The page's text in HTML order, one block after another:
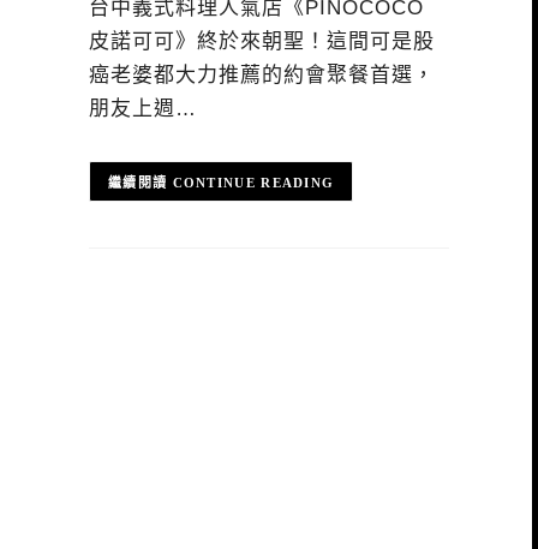
台中義式料理人氣店《PINOCOCO
皮諾可可》終於來朝聖！這間可是股
癌老婆都大力推薦的約會聚餐首選，
朋友上週…
CONTINUE READING